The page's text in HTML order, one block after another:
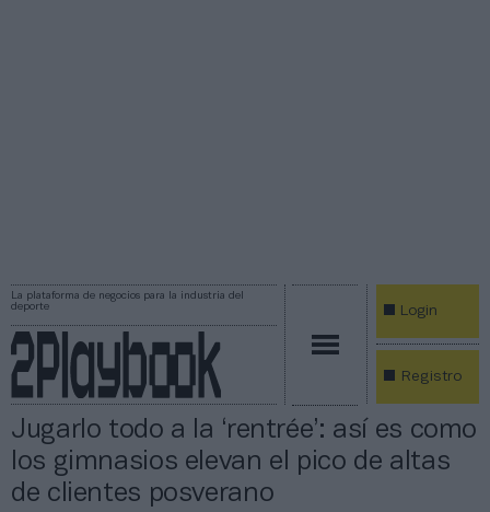
La plataforma de negocios para la industria del
deporte
Login
Registro
Jugarlo todo a la ‘rentrée’: así es como
los gimnasios elevan el pico de altas
de clientes posverano